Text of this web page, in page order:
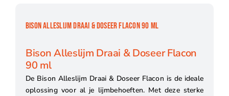
BISON ALLESLIJM DRAAI & DOSEER FLACON 90 ML
Bison Alleslijm Draai & Doseer Flacon
90 ml
De Bison Alleslijm Draai & Doseer Flacon is de ideale
oplossing voor al je lijmbehoeften. Met deze sterke